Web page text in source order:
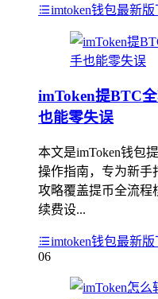
imtoken钱包最新
imToken提BTC
也能零失误
本文是imToken钱包
操作指南，专为新手
攻略覆盖提币全流程
续费设...
imtoken钱包最新
06